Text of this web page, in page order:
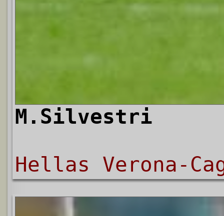
M.Silvestri
Hellas Verona-